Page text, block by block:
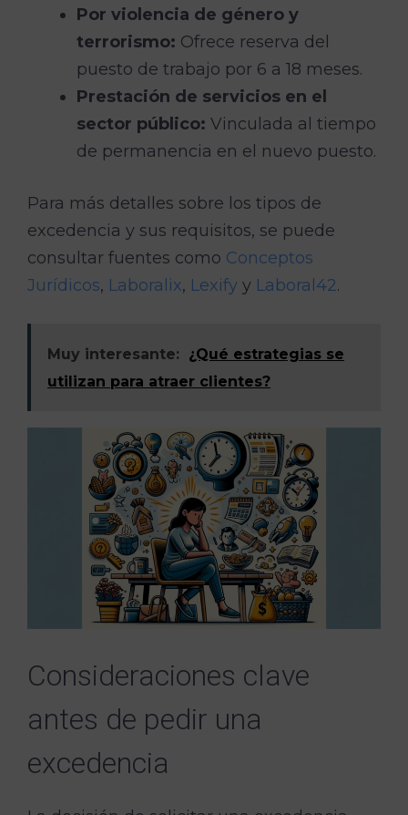
Por violencia de género y
terrorismo: Ofrece reserva del
puesto de trabajo por 6 a 18 meses.
Prestación de servicios en el
sector público: Vinculada al tiempo
de permanencia en el nuevo puesto.
Para más detalles sobre los tipos de
excedencia y sus requisitos, se puede
consultar fuentes como Conceptos
Jurídicos, Laboralix, Lexify y Laboral42.
Muy interesante: ¿Qué estrategias se
utilizan para atraer clientes?
Consideraciones clave
antes de pedir una
excedencia